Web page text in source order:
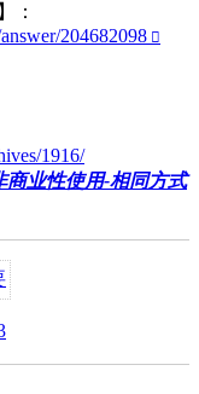
：
204682098
1916/
商业性使用-相同方式